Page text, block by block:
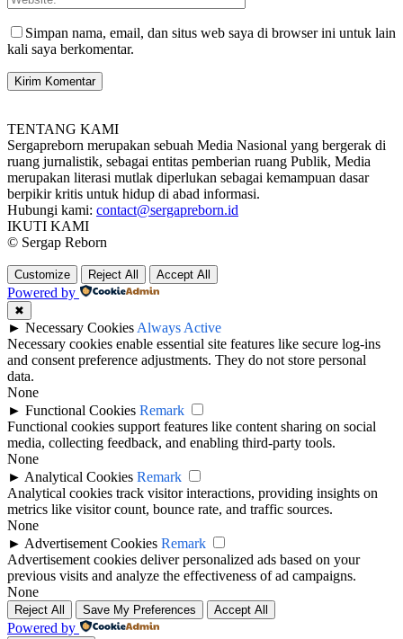
Simpan nama, email, dan situs web saya di browser ini untuk lain
kali saya berkomentar.
TENTANG KAMI
Sergapreborn merupakan sebuah Media Nasional yang bergerak di
ruang jurnalistik, sebagai entitas pemberian ruang Publik, Media
merupakan literasi mutlak diperlukan sebagai kemampuan dasar
berpikir kritis untuk hidup di abad informasi.
Hubungi kami: contact@sergapreborn.id
IKUTI KAMI
© Sergap Reborn
Customize Reject All Accept All
Powered by
✖
► Necessary Cookies Always Active
Necessary cookies enable essential site features like secure log-ins
and consent preference adjustments. They do not store personal
data.
None
► Functional Cookies Remark
Functional cookies support features like content sharing on social
media, collecting feedback, and enabling third-party tools.
None
► Analytical Cookies Remark
Analytical cookies track visitor interactions, providing insights on
metrics like visitor count, bounce rate, and traffic sources.
None
► Advertisement Cookies Remark
Advertisement cookies deliver personalized ads based on your
previous visits and analyze the effectiveness of ad campaigns.
None
Reject All Save My Preferences Accept All
Powered by